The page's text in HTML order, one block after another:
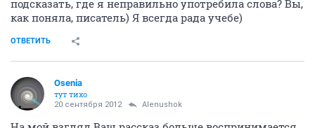
подсказать, где я неправильно употребила слова? Вы,
как поняла, писатель) Я всегда рада учебе)
ОТВЕТИТЬ
Osenia
тут тихо
20 сентября 2012 Alenushok